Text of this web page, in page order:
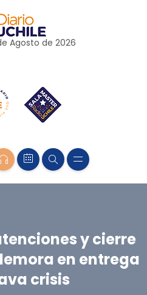
Agosto de 2026
y cierre
en entrega
crisis